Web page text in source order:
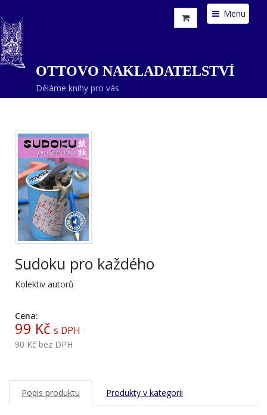
Menu
OTTOVO NAKLADATELSTVÍ
Děláme knihy pro vás
Sudoku pro každého
Kolektiv autorů
Cena:
99 Kč s DPH
90 Kč bez DPH
Popis produktu Produkty v kategorii